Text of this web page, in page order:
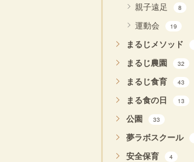
親子遠足 8
運動会 19
まるじメソッド
まるじ農園 32
まるじ食育 43
まる食の日 13
公園 33
夢ラボスクール
安全保育 4